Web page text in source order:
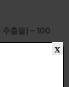
출물) – 100
x